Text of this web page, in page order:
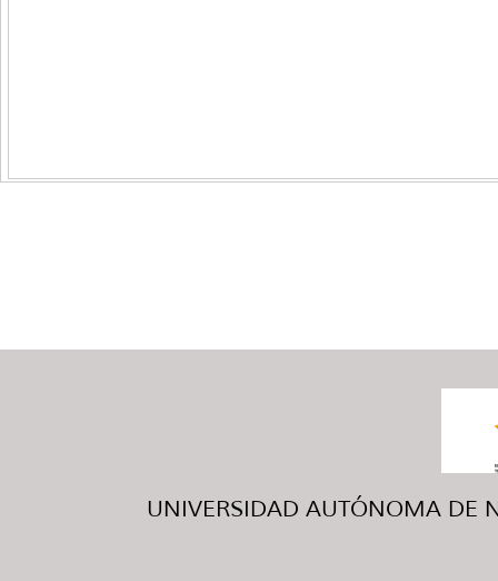
UNIVERSIDAD AUTÓNOMA DE